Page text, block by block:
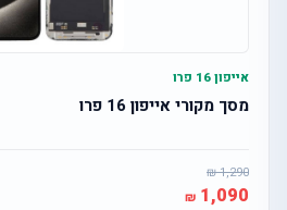
אייפון 16 פרו
מסך מקורי אייפון 16 פרו
1,290
1,090